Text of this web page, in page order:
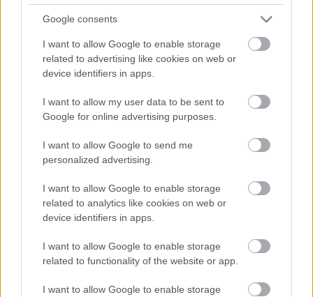
Google consents
I want to allow Google to enable storage
related to advertising like cookies on web or
device identifiers in apps.
I want to allow my user data to be sent to
Google for online advertising purposes.
I want to allow Google to send me
personalized advertising.
I want to allow Google to enable storage
related to analytics like cookies on web or
device identifiers in apps.
I want to allow Google to enable storage
related to functionality of the website or app.
I want to allow Google to enable storage
Októberi zárás
Beszerzések (4):
Egy bécsi könyvmegállóból szereztem:
Dagmar H. Mueller: Die Chaosschwestern sind
unschlagbar
Carla Berling új könyvét ...